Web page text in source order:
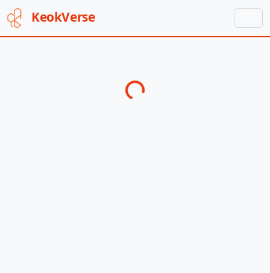
KeokVerse